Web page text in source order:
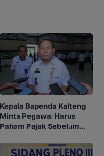
Kepala Bapenda Kalteng
Minta Pegawai Harus
Paham Pajak Sebelum